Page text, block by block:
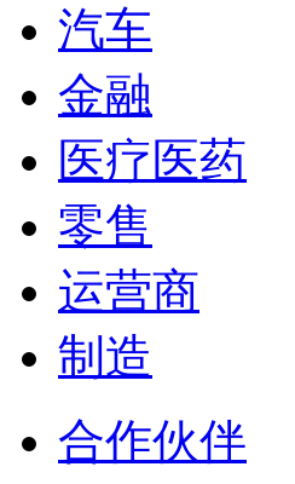
汽车
金融
医疗医药
零售
运营商
制造
合作伙伴